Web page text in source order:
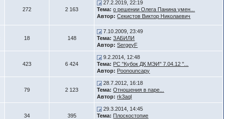
272 2 163
27.2.2019, 22:19
Тема: о решении Олега Панина умен...
Автор: Секистов Виктор Николаевич
18 148
7.10.2009, 23:49
Тема: ЗАБИЛИ
Автор: SergeyF
423 6 424
9.2.2014, 12:48
Тема: РС "Кубок ДК МЭИ" 7.04.12 "...
Автор: Poonouncapy
79 2 123
28.7.2012, 16:18
Тема: Отношения в паре...
Автор: rk3aql
34 395
29.3.2014, 14:45
Тема: Плоскостопие